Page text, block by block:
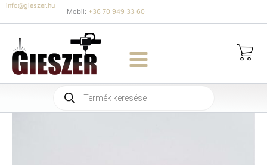
Skip
to
content
info@gieszer.hu
Mobil: +36 70 949 33 60
Products
search